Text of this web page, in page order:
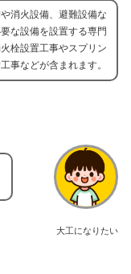
消火設備、避難設備な
な設備を設置する専門
栓設置工事やスプリン
事などが含まれます。
大工になりたい